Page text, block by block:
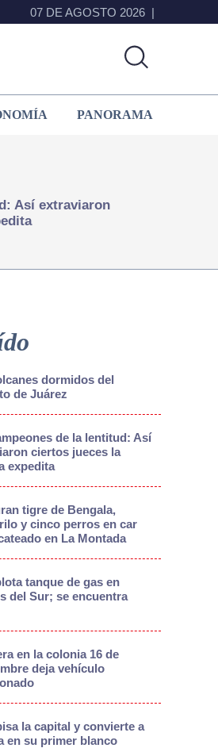
07 DE AGOSTO 2026
PANORAMA
Así extraviaron
dormidos del
de Juárez
de la lentitud: Así
ciertos jueces la
expedita
tigre de Bengala,
y cinco perros en car
en La Montada
tanque de gas en
del Sur; se encuentra
en la colonia 16 de
deja vehículo
la capital y convierte a
en su primer blanco